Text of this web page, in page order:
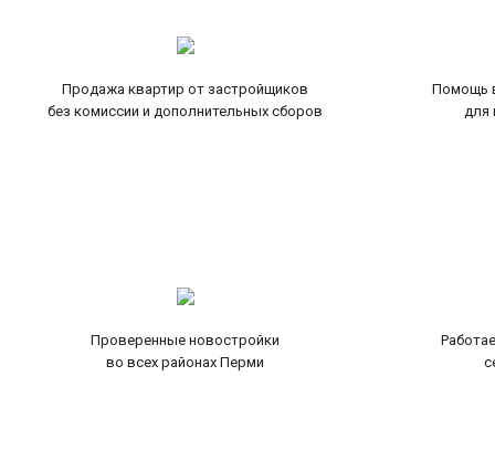
Продажа квартир от застройщиков
без комиссии и дополнительных сборов
Помощь
для
Проверенные новостройки
во всех районах Перми